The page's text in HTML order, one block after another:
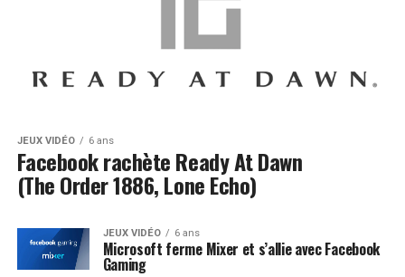
JEUX VIDÉO 6 ans
Facebook rachète Ready At Dawn
(The Order 1886, Lone Echo)
JEUX VIDÉO 6 ans
Microsoft ferme Mixer et s’allie avec Facebook
Gaming